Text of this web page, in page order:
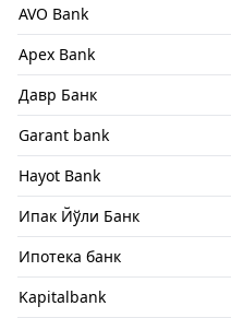
AVO Bank
Apex Bank
Давр Банк
Garant bank
Hayot Bank
Ипак Йўли Банк
Ипотека банк
Kapitalbank